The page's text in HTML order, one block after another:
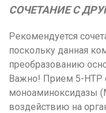
СОЧЕТАНИЕ С
Рекомендуется
поскольку данная
преобразованию
Важно! Прием 5-HTP
моноаминоксидазы
воздействию на